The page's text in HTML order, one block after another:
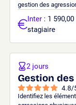
gestion des
Inter : 1
stagiaire
Gestion des
4.8/
Identifiez les
2 jours